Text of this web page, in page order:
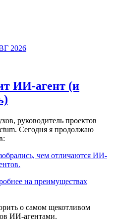
2026
ИИ‑агент (и
руководитель проектов
Сегодня я продолжаю
чем отличаются ИИ-
на преимуществах
о самом щекотливом
ИИ-агентами.